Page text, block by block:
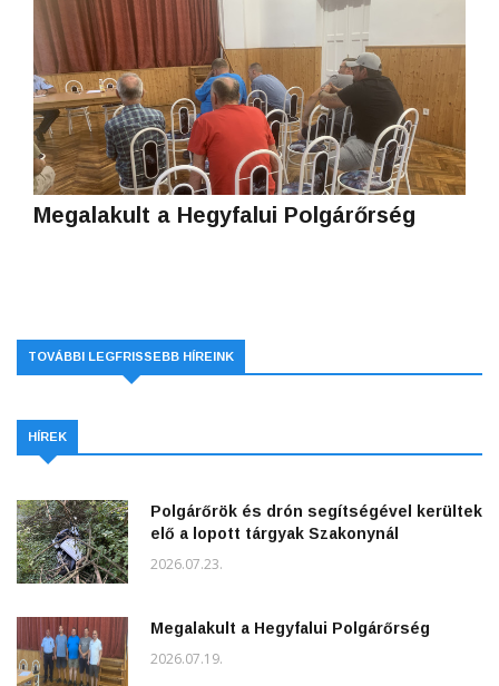
Megalakult a Hegyfalui Polgárőrség
TOVÁBBI LEGFRISSEBB HÍREINK
HÍREK
Polgárőrök és drón segítségével kerültek
elő a lopott tárgyak Szakonynál
2026.07.23.
Megalakult a Hegyfalui Polgárőrség
2026.07.19.